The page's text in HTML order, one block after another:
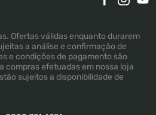
Ofertas válidas enquanto durarem
a análise e confirmação de
e condições de pagamento são
compras efetuadas em nossa loja
sujeitos a disponibilidade de